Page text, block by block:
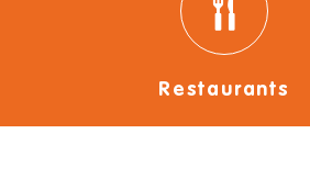
Restaurants